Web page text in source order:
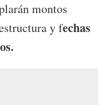
montos
y fechas